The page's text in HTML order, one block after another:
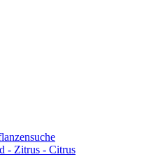
- Zitrus - Citrus